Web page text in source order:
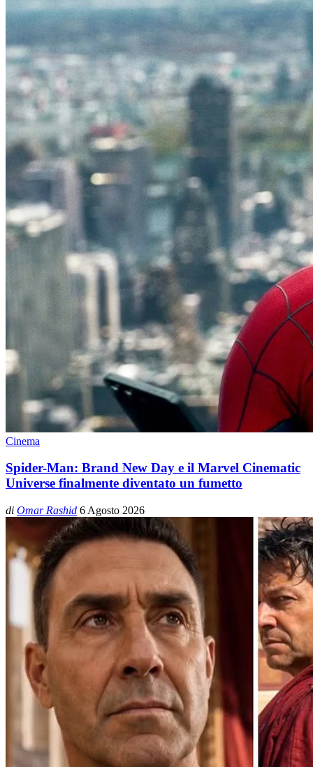
Cinema
Spider-Man: Brand New Day e il Marvel Cinematic
Universe finalmente diventato un fumetto
di Omar Rashid 6 Agosto 2026